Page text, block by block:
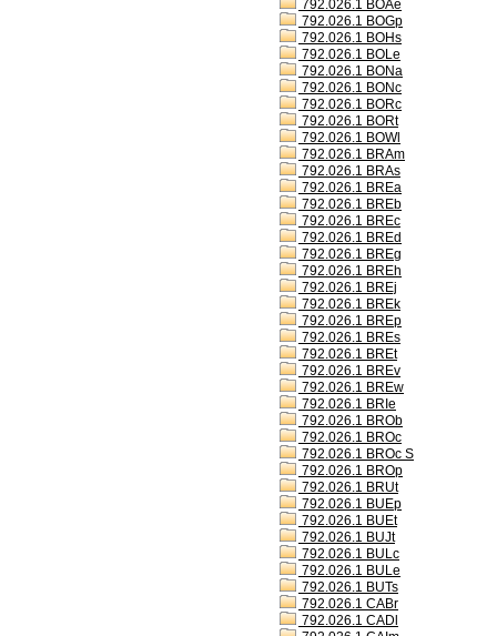
792.026.1 BOAe
792.026.1 BOGp
792.026.1 BOHs
792.026.1 BOLe
792.026.1 BONa
792.026.1 BONc
792.026.1 BORc
792.026.1 BORt
792.026.1 BOWl
792.026.1 BRAm
792.026.1 BRAs
792.026.1 BREa
792.026.1 BREb
792.026.1 BREc
792.026.1 BREd
792.026.1 BREg
792.026.1 BREh
792.026.1 BREj
792.026.1 BREk
792.026.1 BREp
792.026.1 BREs
792.026.1 BREt
792.026.1 BREv
792.026.1 BREw
792.026.1 BRIe
792.026.1 BROb
792.026.1 BROc
792.026.1 BROc S
792.026.1 BROp
792.026.1 BRUt
792.026.1 BUEp
792.026.1 BUEt
792.026.1 BUJt
792.026.1 BULc
792.026.1 BULe
792.026.1 BUTs
792.026.1 CABr
792.026.1 CADl